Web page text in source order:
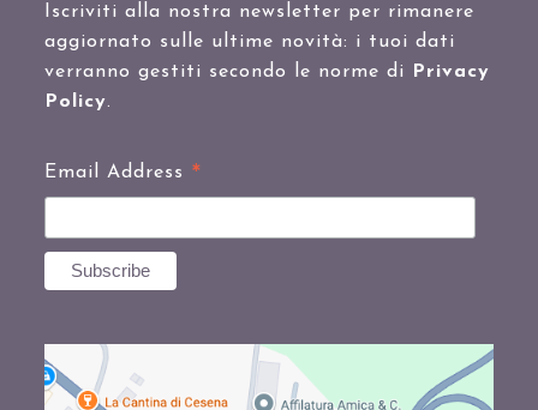
Iscriviti alla nostra newsletter per rimanere
aggiornato sulle ultime novità: i tuoi dati
verranno gestiti secondo le norme di
Privacy
Policy.
Email Address *